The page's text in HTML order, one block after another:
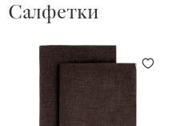
Салфетки